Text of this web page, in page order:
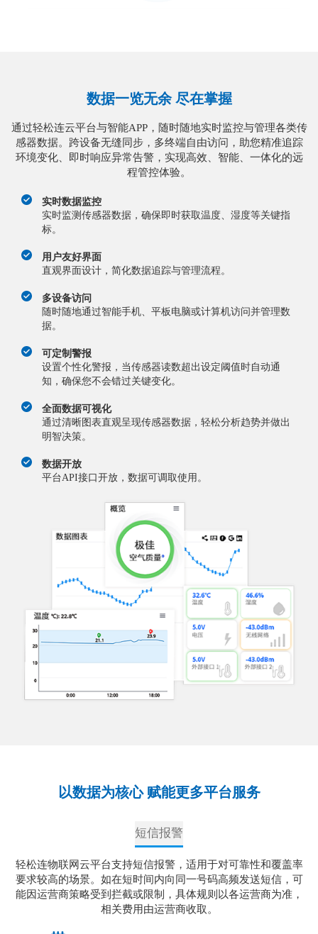
数据一览无余 尽在掌握
通过轻松连云平台与智能APP，随时随地实时监控与管理各类传
感器数据。跨设备无缝同步，多终端自由访问，助您精准追踪
环境变化、即时响应异常告警，实现高效、智能、一体化的远
程管控体验。
实时数据监控
实时监测传感器数据，确保即时获取温度、湿度等关键指
标。
用户友好界面
直观界面设计，简化数据追踪与管理流程。
多设备访问
随时随地通过智能手机、平板电脑或计算机访问并管理数
据。
可定制警报
设置个性化警报，当传感器读数超出设定阈值时自动通
知，确保您不会错过关键变化。
全面数据可视化
通过清晰图表直观呈现传感器数据，轻松分析趋势并做出
明智决策。
数据开放
平台API接口开放，数据可调取使用。
以数据为核心 赋能更多平台服务
短信报警
轻松连物联网云平台支持短信报警，适用于对可靠性和覆盖率
要求较高的场景。如在短时间内向同一号码高频发送短信，可
能因运营商策略受到拦截或限制，具体规则以各运营商为准，
相关费用由运营商收取。